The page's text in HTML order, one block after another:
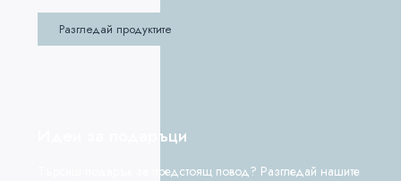
Разгледай продуктите
Идеи за подаръци
Търсиш подарък за предстоящ повод? Разгледай нашите